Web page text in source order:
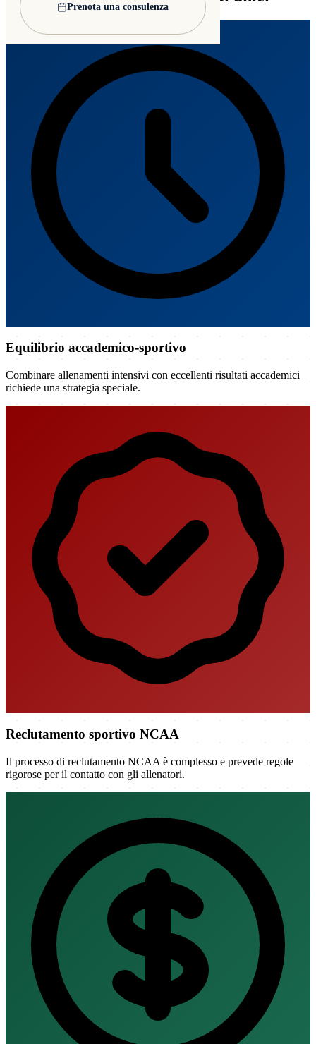
Prenota una consulenza
Equilibrio accademico-sportivo
Combinare allenamenti intensivi con eccellenti risultati accademici
richiede una strategia speciale.
Reclutamento sportivo NCAA
Il processo di reclutamento NCAA è complesso e prevede regole
rigorose per il contatto con gli allenatori.